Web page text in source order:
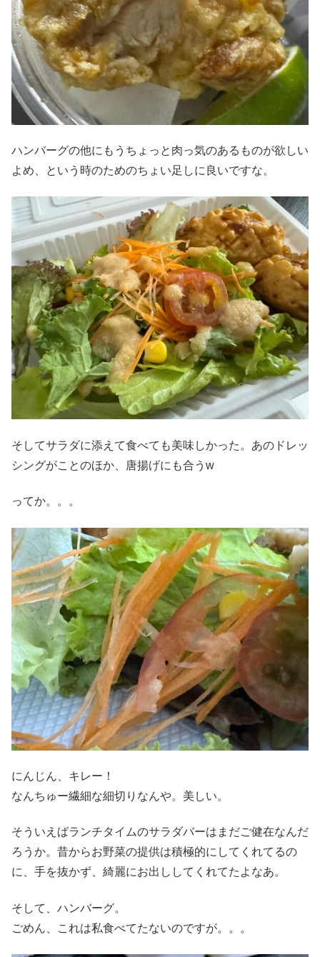
ハンバーグの他にもうちょっと肉っ気のあるものが欲しい
よめ、という時のためのちょい足しに良いですな。
そしてサラダに添えて食べても美味しかった。あのドレッ
シングがことのほか、唐揚げにも合うw
ってか。。。
にんじん、キレー！
なんちゅー繊細な細切りなんや。美しい。
そういえばランチタイムのサラダバーはまだご健在なんだ
ろうか。昔からお野菜の提供は積極的にしてくれてるの
に、手を抜かず、綺麗にお出ししてくれてたよなあ。
そして、ハンバーグ。
ごめん、これは私食べてたないのですが。。。